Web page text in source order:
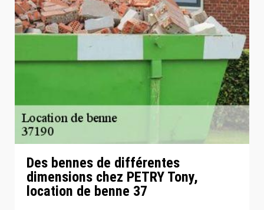
Des bennes de différentes
dimensions chez PETRY Tony,
location de benne 37